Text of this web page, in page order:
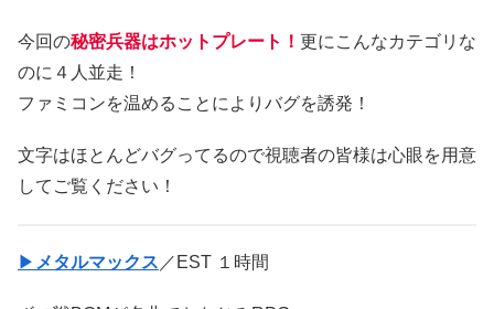
今回の秘密兵器はホットプレート！ 更にこんなカテゴリな
のに４人並走！
ファミコンを温めることによりバグを誘発！
文字はほとんどバグってるので視聴者の皆様は心眼を用意
してご覧ください！
▶ メタルマックス ／EST １時間